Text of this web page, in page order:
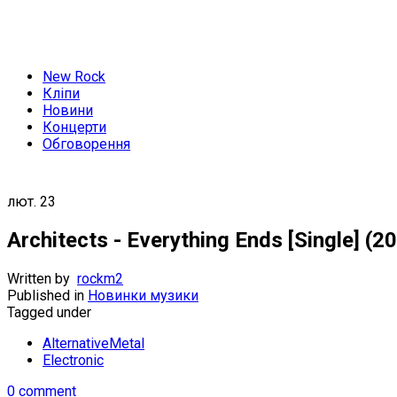
New Rock
Кліпи
Новини
Концерти
Обговорення
лют. 23
Architects - Everything Ends [Single]
Written by rockm2
Published in Новинки музики
Tagged under
AlternativeMetal
Electronic
0 comment